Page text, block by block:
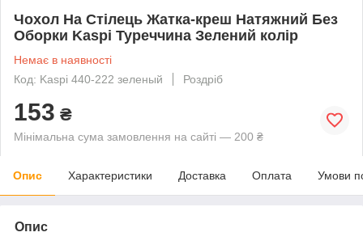
Чохол На Стілець Жатка-креш Натяжний Без
Оборки Kaspi Туреччина Зелений колір
Немає в наявності
Код: Kaspi 440-222 зеленый
Роздріб
153 ₴
Мінімальна сума замовлення на сайті — 200 ₴
Опис Характеристики Доставка Оплата Умови
Опис